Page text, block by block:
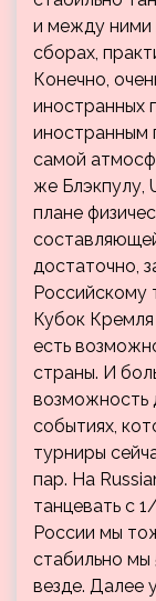
и между ними
сборах,
Конечно,
иностранных
иностранным
самой
же Блэкпулу,
плане
достаточно,
Российскому
Кубок
есть
страны. И
возможность
событиях,
турниры
пар. На
танцевать с
России мы
стабильно мы
везде. Далее